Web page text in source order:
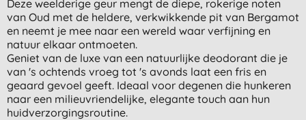
Deze weelderige geur mengt de diepe, rokerige noten
van Oud met de heldere, verkwikkende pit van Bergamot
en neemt je mee naar een wereld waar verfijning en
natuur elkaar ontmoeten.
Geniet van de luxe van een natuurlijke deodorant die je
van 's ochtends vroeg tot 's avonds laat een fris en
geaard gevoel geeft. Ideaal voor degenen die hunkeren
naar een milieuvriendelijke, elegante touch aan hun
huidverzorgingsroutine.